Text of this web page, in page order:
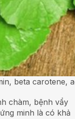
beta carotene,
chàm, bệnh vẩy
minh là có khả